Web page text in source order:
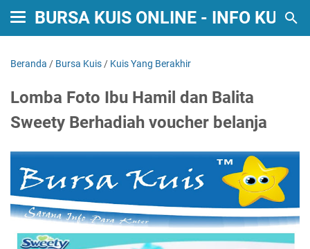
BURSA KUIS ONLINE - INFO KUIS
Beranda / Bursa Kuis / Kuis Yang Berakhir
Lomba Foto Ibu Hamil dan Balita
Sweety Berhadiah voucher belanja